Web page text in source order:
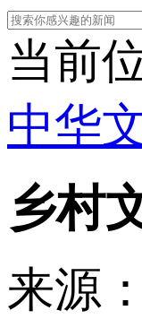
当前
中华
乡村
来源